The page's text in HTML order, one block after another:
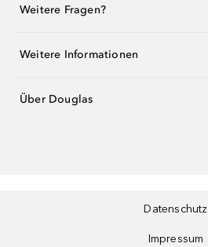
Weitere Fragen?
Weitere Informationen
Über Douglas
Datenschutz
Impressum